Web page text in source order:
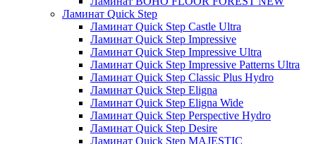
Ламинат Quick Step
Ламинат Quick Step Castle Ultra
Ламинат Quick Step Impressive
Ламинат Quick Step Impressive Ultra
Ламинат Quick Step Impressive Patterns Ultra
Ламинат Quick Step Classic Plus Hydro
Ламинат Quick Step Eligna
Ламинат Quick Step Eligna Wide
Ламинат Quick Step Perspective Hydro
Ламинат Quick Step Desire
Ламинат Quick Step MAJESTIC